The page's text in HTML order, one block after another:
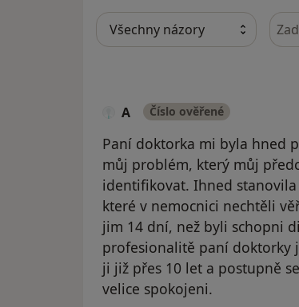
A Číslo ověřené
Paní doktorka mi byla hned
můj problém, který můj
identifikovat. Ihned
které v nemocnici nechtěli
jim 14 dní, než byli schopni
profesionalitě paní doktorky
ji již přes 10 let a postupně
velice spokojeni.